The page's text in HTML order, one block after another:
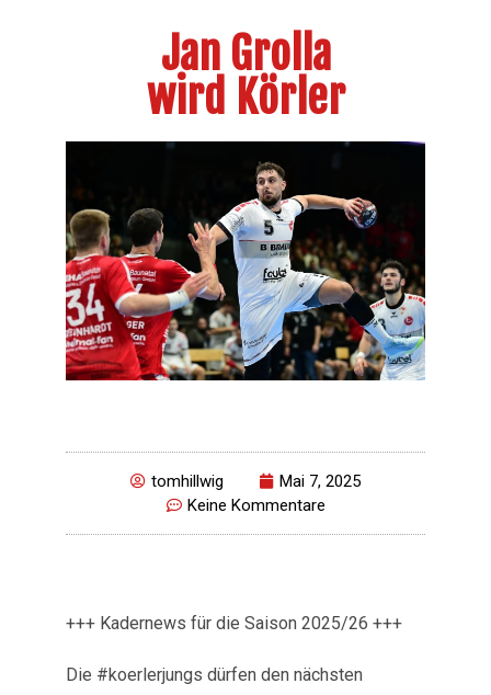
Jan Grolla
wird Körler
tomhillwig
Mai 7, 2025
Keine Kommentare
+++ Kadernews für die Saison 2025/26 +++
Die #koerlerjungs dürfen den nächsten